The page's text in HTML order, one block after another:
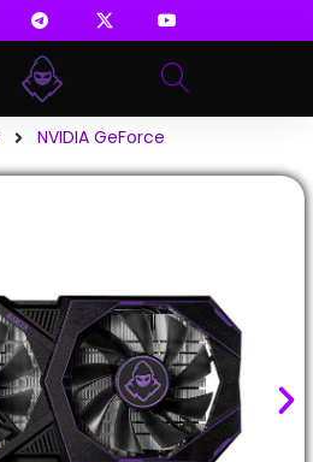
NVIDIA GeForce